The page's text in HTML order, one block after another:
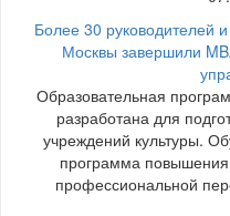
Более 30 руководителей
Москвы завершили
Образовательная
разработана для
учреждений культуры.
программа
профессиональной